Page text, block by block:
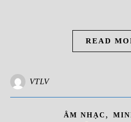
READ
VTLV
ÂM NHẠC ,